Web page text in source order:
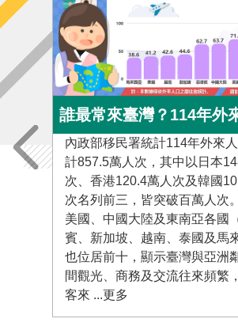
內政部移民署統計114年外來
計857.5萬人次，其中以日本
次、香港120.4萬人次及韓國
次名列前三，皆突破百萬人次
美國、中國大陸及東南亞各國
賓、新加坡、越南、泰國及馬
也位居前十，顯示臺灣與亞洲
間觀光、商務及交流往來頻繁
客來 ...更多